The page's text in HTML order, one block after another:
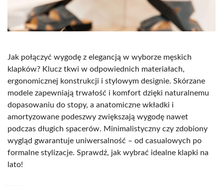
Jak połączyć wygodę z elegancją w wyborze męskich
klapków? Klucz tkwi w odpowiednich materiałach,
ergonomicznej konstrukcji i stylowym designie. Skórzane
modele zapewniają trwałość i komfort dzięki naturalnemu
dopasowaniu do stopy, a anatomiczne wkładki i
amortyzowane podeszwy zwiększają wygodę nawet
podczas długich spacerów. Minimalistyczny czy zdobiony
wygląd gwarantuje uniwersalność – od casualowych po
formalne stylizacje. Sprawdź, jak wybrać idealne klapki na
lato!